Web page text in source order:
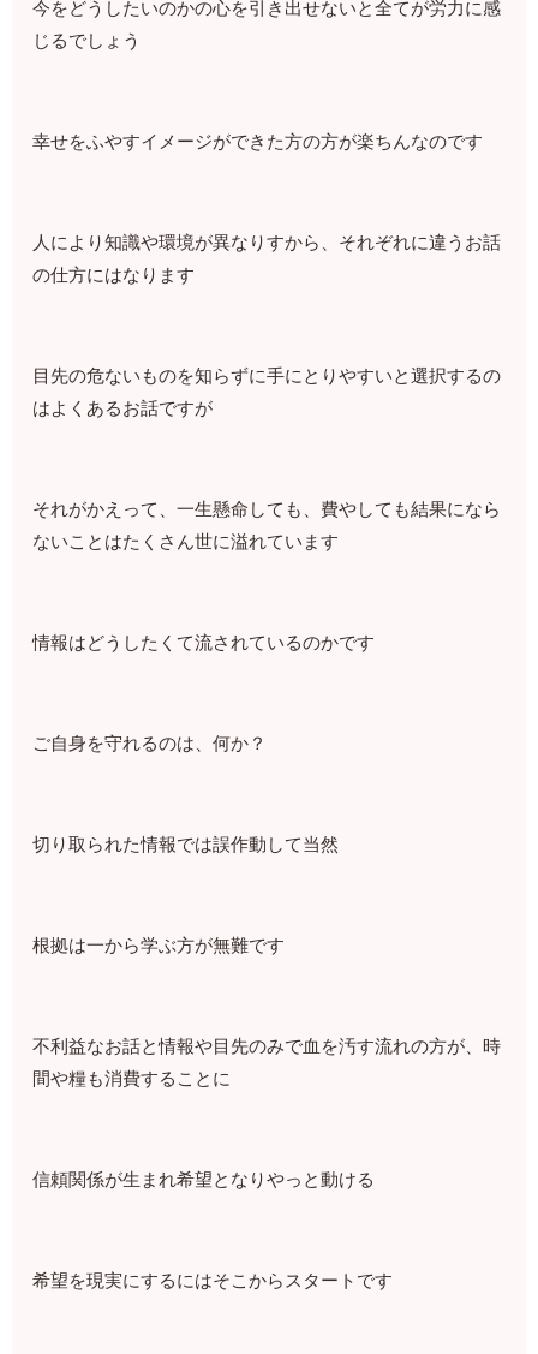
今をどうしたいのかの心を引き出せないと全てが労力に感
じるでしょう
幸せをふやすイメージができた方の方が楽ちんなのです
人により知識や環境が異なりすから、それぞれに違うお話
の仕方にはなります
目先の危ないものを知らずに手にとりやすいと選択するの
はよくあるお話ですが
それがかえって、一生懸命しても、費やしても結果になら
ないことはたくさん世に溢れています
情報はどうしたくて流されているのかです
ご自身を守れるのは、何か？
切り取られた情報では誤作動して当然
根拠は一から学ぶ方が無難です
不利益なお話と情報や目先のみで血を汚す流れの方が、時
間や糧も消費することに
信頼関係が生まれ希望となりやっと動ける
希望を現実にするにはそこからスタートです